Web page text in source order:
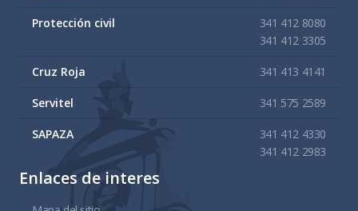
Protección civil
341 412 8080
341 412 3305
Cruz Roja 341 413 4141
Servitel 341 575 2589
SAPAZA
341 412 4330
341 412 2983
Enlaces de interes